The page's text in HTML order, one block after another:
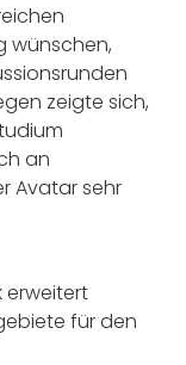
wünschen,
zeigte sich,
an
Avatar sehr
erweitert
für den